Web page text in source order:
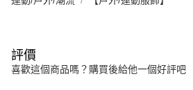
評價
喜歡這個商品嗎？購買後給他一個好評吧